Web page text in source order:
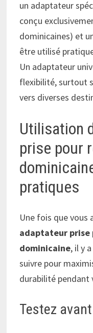
un adaptateur
conçu
dominicaines) et
être utilisé
Un adaptateur
flexibilité, surtout
vers diverses
Utilisation
prise pour
pratiques
Une fois que vous
adaptateur prise
dominicaine, il y
suivre pour
durabilité pendant
Testez